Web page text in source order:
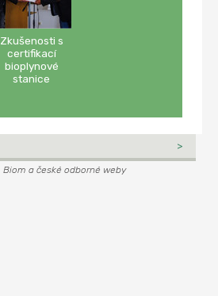
Zkušenosti s
certifikací
bioplynové
stanice
Biom a české odborné weby